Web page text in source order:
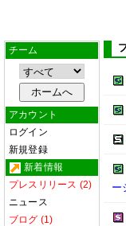
チーム
アカウント
ログイン
新規登録
新着情報
プレスリリース (2)
ニュース
ブログ (1)
ー